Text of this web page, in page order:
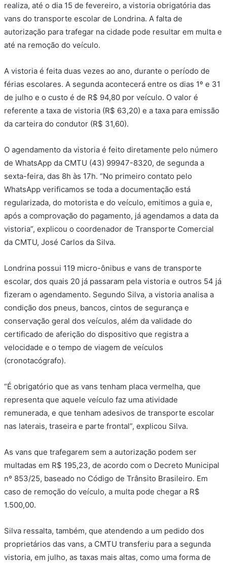
realiza, até o dia 15 de fevereiro, a vistoria obrigatória das
vans do transporte escolar de Londrina. A falta de
autorização para trafegar na cidade pode resultar em multa e
até na remoção do veículo.
A vistoria é feita duas vezes ao ano, durante o período de
férias escolares. A segunda acontecerá entre os dias 1º e 31
de julho e o custo é de R$ 94,80 por veículo. O valor é
referente a taxa de vistoria (R$ 63,20) e a taxa para emissão
da carteira do condutor (R$ 31,60).
O agendamento da vistoria é feito diretamente pelo número
de WhatsApp da CMTU (43) 99947-8320, de segunda a
sexta-feira, das 8h às 17h. “No primeiro contato pelo
WhatsApp verificamos se toda a documentação está
regularizada, do motorista e do veículo, emitimos a guia e,
após a comprovação do pagamento, já agendamos a data da
vistoria”, explicou o coordenador de Transporte Comercial
da CMTU, José Carlos da Silva.
Londrina possui 119 micro-ônibus e vans de transporte
escolar, dos quais 20 já passaram pela vistoria e outros 54 já
fizeram o agendamento. Segundo Silva, a vistoria analisa a
condição dos pneus, bancos, cintos de segurança e
conservação geral dos veículos, além da validade do
certificado de aferição do dispositivo que registra a
velocidade e o tempo de viagem de veículos
(cronotacógrafo).
“É obrigatório que as vans tenham placa vermelha, que
representa que aquele veículo faz uma atividade
remunerada, e que tenham adesivos de transporte escolar
nas laterais, traseira e parte frontal”, explicou Silva.
As vans que trafegarem sem a autorização podem ser
multadas em R$ 195,23, de acordo com o Decreto Municipal
nº 853/25, baseado no Código de Trânsito Brasileiro. Em
caso de remoção do veículo, a multa pode chegar a R$
1.500,00.
Silva ressalta, também, que atendendo a um pedido dos
proprietários das vans, a CMTU transferiu para a segunda
vistoria, em julho, as taxas mais altas, como uma forma de